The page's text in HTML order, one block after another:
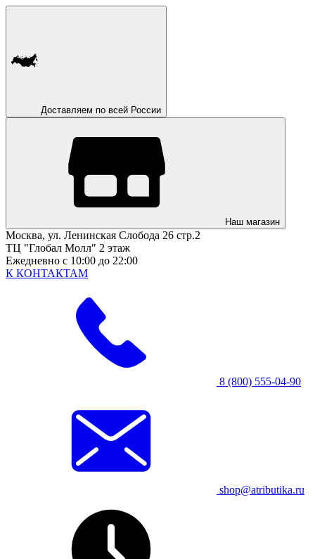
Доставляем по всей России
Наш магазин
Москва, ул. Ленинская Слобода 26 стр.2
ТЦ "Глобал Молл" 2 этаж
Ежедневно с 10:00 до 22:00
К КОНТАКТАМ
8 (800) 555-04-90
shop@atributika.ru